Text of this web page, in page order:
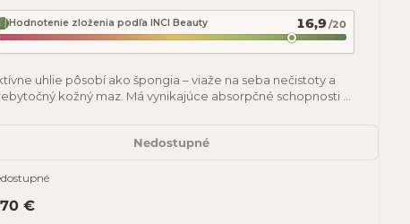
Hodnotenie zloženia podľa INCI Beauty 16,9/20
uhlie pôsobí ako špongia – viaže na seba nečistoty a
kožný maz. Má vynikajúce absorpčné schopnosti –
€
Nedostupné